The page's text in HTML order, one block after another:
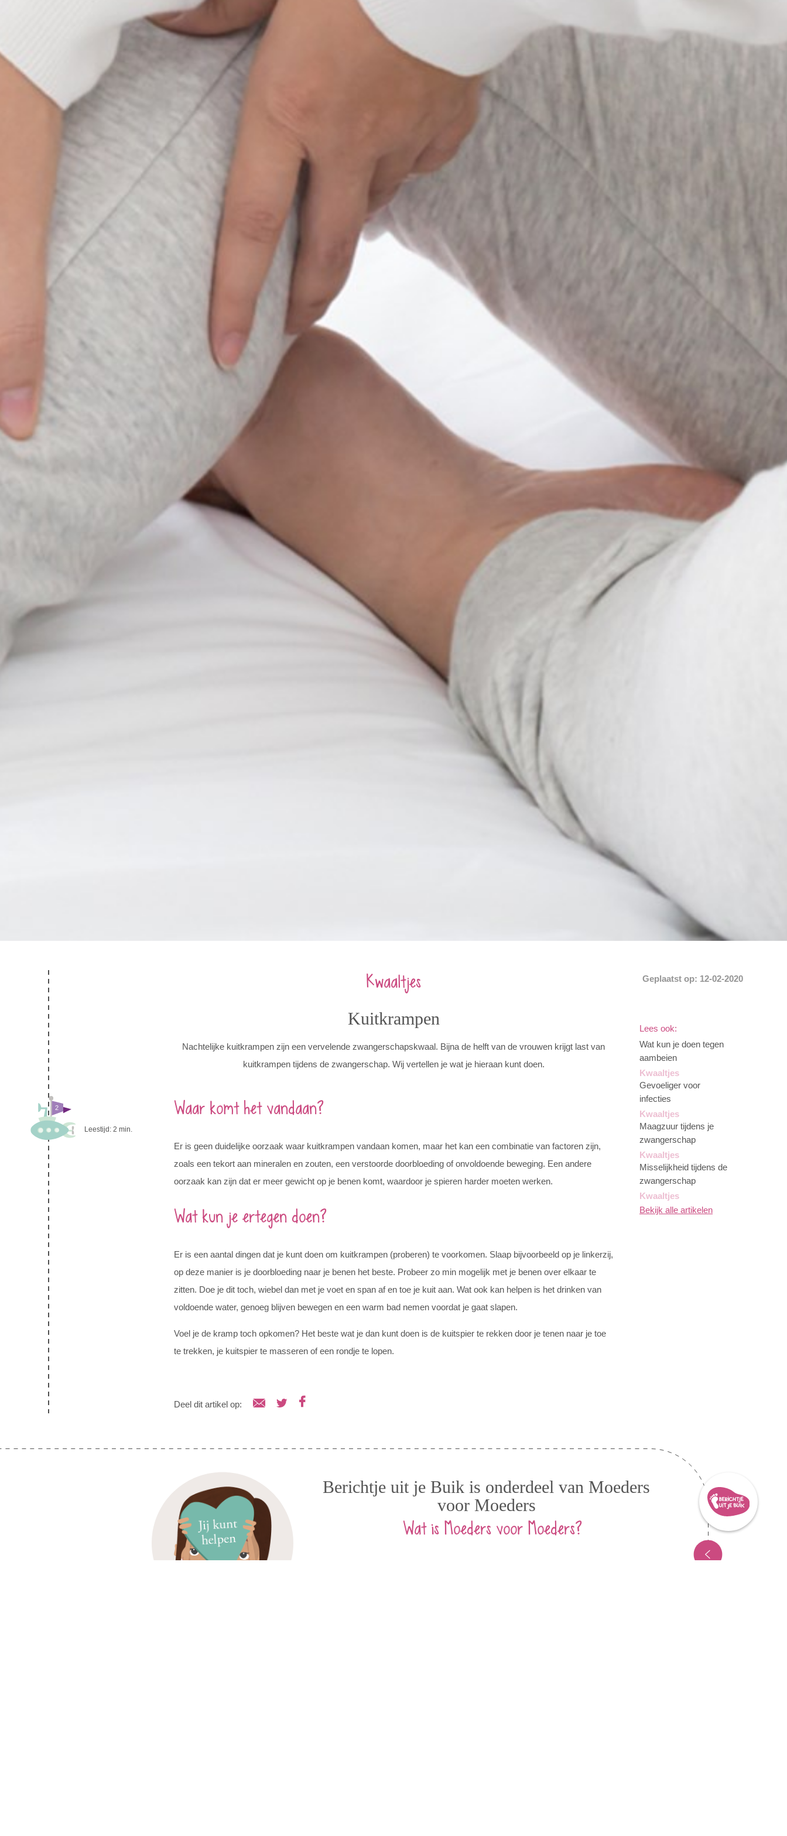
Lees ook:
Wat kun je doen tegen
aambeien
Kwaaltjes
Gevoeliger voor
infecties
Kwaaltjes
Maagzuur tijdens je
zwangerschap
Kwaaltjes
Misselijkheid tijdens de
zwangerschap
Kwaaltjes
Bekijk alle artikelen
Kwaaltjes Geplaatst op: 12-02-2020
Kuitkrampen
Nachtelijke kuitkrampen zijn een vervelende zwangerschapskwaal. Bijna de helft van de vrouwen krijgt last van
kuitkrampen tijdens de zwangerschap. Wij vertellen je wat je hieraan kunt doen.
Waar komt het vandaan?
Er is geen duidelijke oorzaak waar kuitkrampen vandaan komen, maar het kan een combinatie van factoren zijn,
zoals een tekort aan mineralen en zouten, een verstoorde doorbloeding of onvoldoende beweging. Een andere
oorzaak kan zijn dat er meer gewicht op je benen komt, waardoor je spieren harder moeten werken.
Wat kun je ertegen doen?
Er is een aantal dingen dat je kunt doen om kuitkrampen (proberen) te voorkomen. Slaap bijvoorbeeld op je linkerzij,
op deze manier is je doorbloeding naar je benen het beste. Probeer zo min mogelijk met je benen over elkaar te
zitten. Doe je dit toch, wiebel dan met je voet en span af en toe je kuit aan. Wat ook kan helpen is het drinken van
voldoende water, genoeg blijven bewegen en een warm bad nemen voordat je gaat slapen.
Voel je de kramp toch opkomen? Het beste wat je dan kunt doen is de kuitspier te rekken door je tenen naar je toe
te trekken, je kuitspier te masseren of een rondje te lopen.
2
Leestijd:2 min.
Deel dit artikel op:
Berichtje uit je Buik is onderdeel van Moeders
voor Moeders
Wat is Moeders voor Moeders?